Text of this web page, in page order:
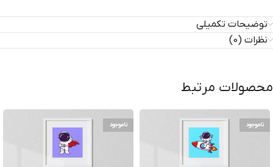
توضیحات تکمیلی
نظرات (0)
محصولات مرتبط
ناموجود ناموجود